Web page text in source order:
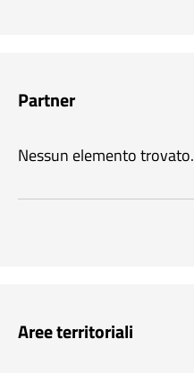
Partner
Nessun elemento trovato.
Aree territoriali